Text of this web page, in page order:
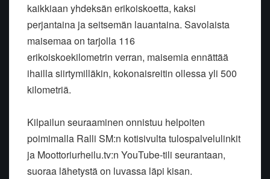
kaikkiaan yhdeksän erikoiskoetta, kaksi
perjantaina ja seitsemän lauantaina. Savolaista
maisemaa on tarjolla 116
erikoiskoekilometrin verran, maisemia ennättää
ihailla siirtymilläkin, kokonaisreitin ollessa yli 500
kilometriä.
Kilpailun seuraaminen onnistuu helpoiten
poimimalla Ralli SM:n kotisivulta tulospalvelulinkit
ja Moottoriurheilu.tv:n YouTube-tili seurantaan,
suoraa lähetystä on luvassa läpi kisan.